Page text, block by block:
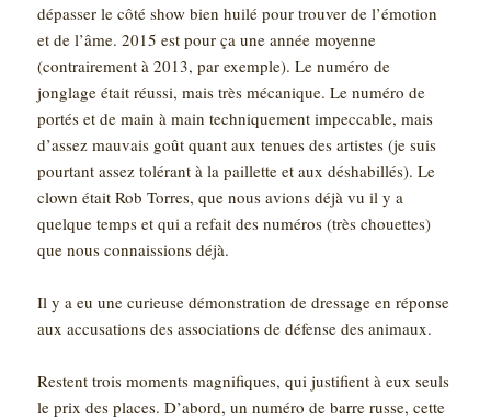
dépasser le côté show bien huilé pour trouver de l’émotion
et de l’âme. 2015 est pour ça une année moyenne
(contrairement à 2013, par exemple). Le numéro de
jonglage était réussi, mais très mécanique. Le numéro de
portés et de main à main techniquement impeccable, mais
d’assez mauvais goût quant aux tenues des artistes (je suis
pourtant assez tolérant à la paillette et aux déshabillés). Le
clown était Rob Torres, que nous avions déjà vu il y a
quelque temps et qui a refait des numéros (très chouettes)
que nous connaissions déjà.
Il y a eu une curieuse démonstration de dressage en réponse
aux accusations des associations de défense des animaux.
Restent trois moments magnifiques, qui justifient à eux seuls
le prix des places. D’abord, un numéro de barre russe, cette